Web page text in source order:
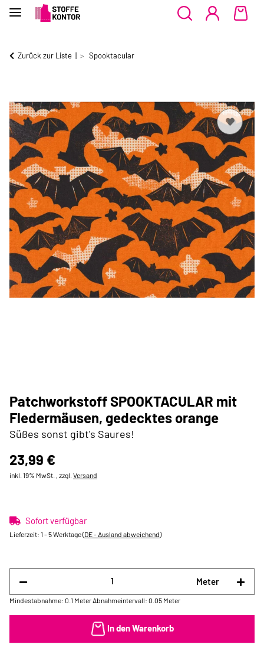
Zurück zur Liste Spooktacular
Patchworkstoff SPOOKTACULAR mit
Fledermäusen, gedecktes orange
Süßes sonst gibt's Saures!
23,99 €
inkl. 19% MwSt. , zzgl. Versand
Sofort verfügbar
Lieferzeit: 1 - 5 Werktage(DE - Ausland abweichend)
Meter
Mindestabnahme: 0.1 Meter Abnahmeintervall: 0.05 Meter
In den Warenkorb